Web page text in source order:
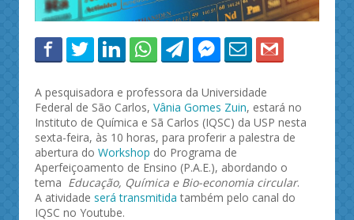
A pesquisadora e professora da Universidade
Federal de São Carlos, Vânia Gomes Zuin, estará no
Instituto de Química e Sã Carlos (IQSC) da USP nesta
sexta-feira, às 10 horas, para proferir a palestra de
abertura do Workshop do Programa de
Aperfeiçoamento de Ensino (P.A.E.), abordando o
tema Educação, Química e Bio-economia circular.
A atividade será transmitida também pelo canal do
IQSC no Youtube.